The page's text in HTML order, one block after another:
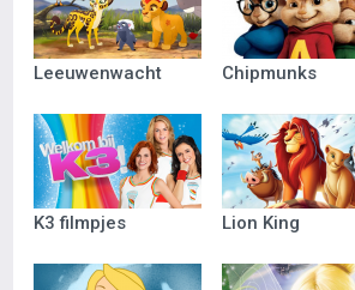
Leeuwenwacht Chipmunks
K3 filmpjes Lion King